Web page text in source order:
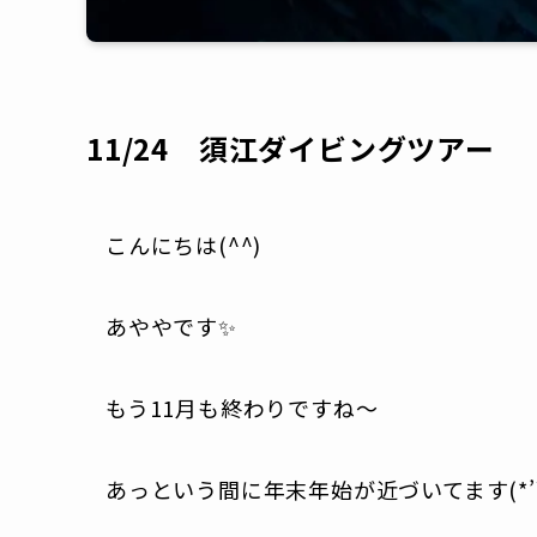
11/24 須江ダイビングツアー
こんにちは(^^)
あややです✨
もう11月も終わりですね～
あっという間に年末年始が近づいてます